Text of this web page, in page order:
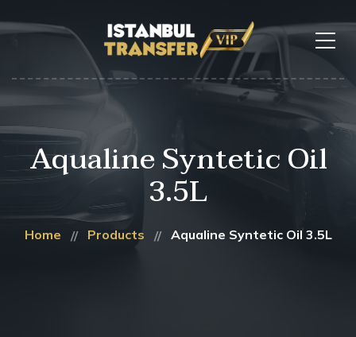
Aqualine Syntetic Oil
3.5L
Home Products Aqualine Syntetic Oil 3.5L